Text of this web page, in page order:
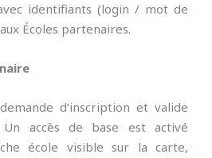
identifiants (login / mot de
Écoles partenaires.
d’inscription et valide
Un accès de base est activé
école visible sur la carte,